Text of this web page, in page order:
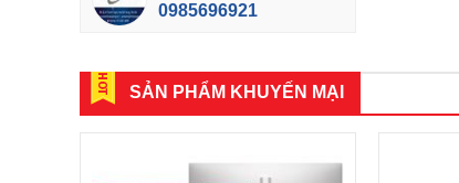
0985696921
SẢN PHẨM KHUYẾN MẠI